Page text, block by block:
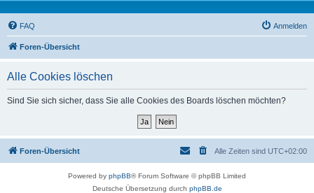
FAQ Anmelden
Foren-Übersicht
Alle Cookies löschen
Sind Sie sich sicher, dass Sie alle Cookies des Boards löschen möchten?
Foren-Übersicht Alle Zeiten sind UTC+02:00
Powered by phpBB® Forum Software © phpBB Limited
Deutsche Übersetzung durch phpBB.de